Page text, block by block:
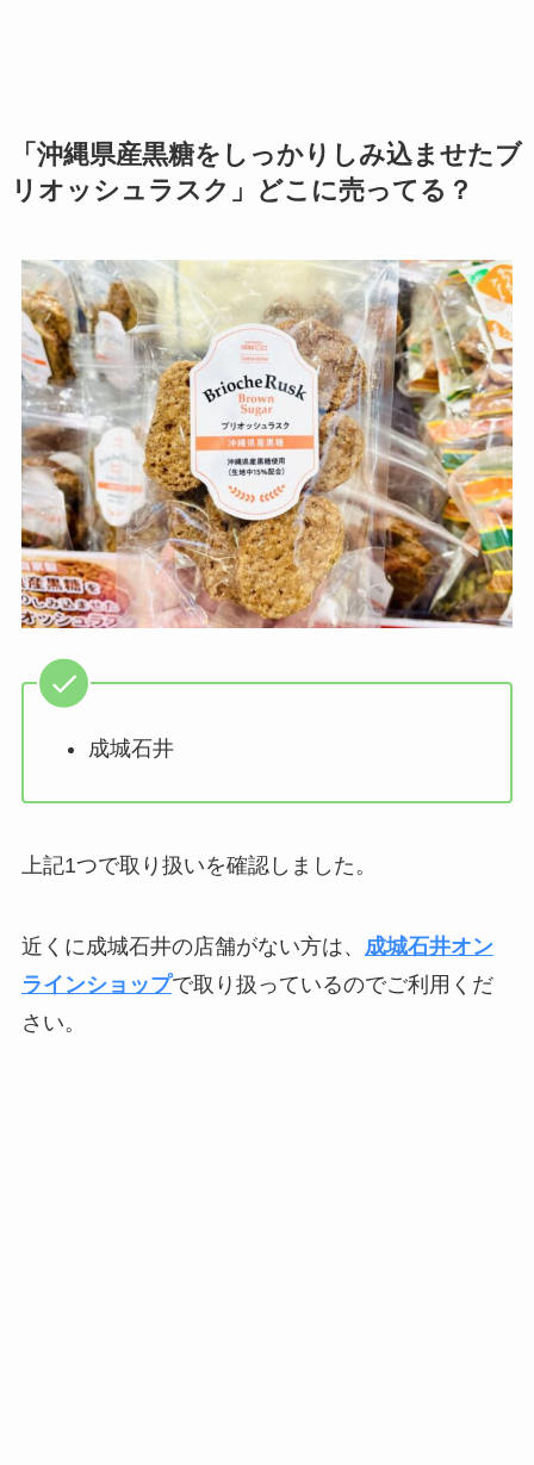
「沖縄県産黒糖をしっかりしみ込ませたブ
リオッシュラスク」どこに売ってる？
成城石井
上記1つで取り扱いを確認しました。
近くに成城石井の店舗がない方は、 成城石井オン
ラインショップで取り扱っているのでご利用くだ
さい。